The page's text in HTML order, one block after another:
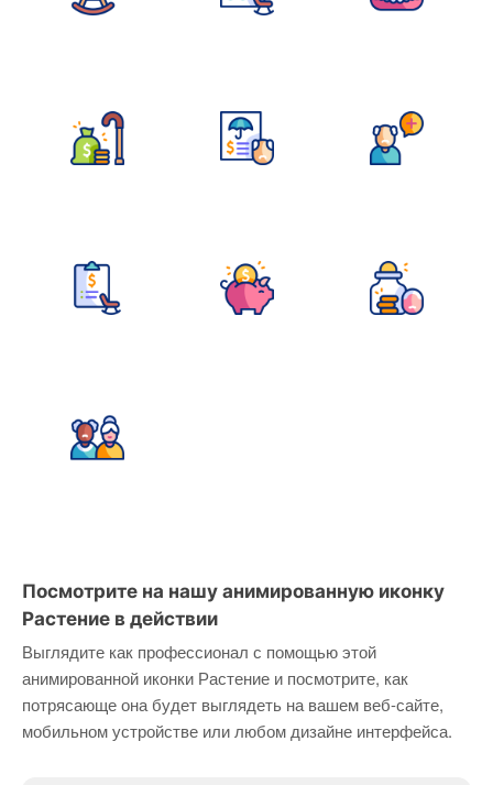
Посмотрите на нашу анимированную иконку
Растение в действии
Выглядите как профессионал с помощью этой
анимированной иконки Растение и посмотрите, как
потрясающе она будет выглядеть на вашем веб-сайте,
мобильном устройстве или любом дизайне интерфейса.